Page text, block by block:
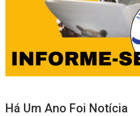
Há Um Ano Foi Notícia